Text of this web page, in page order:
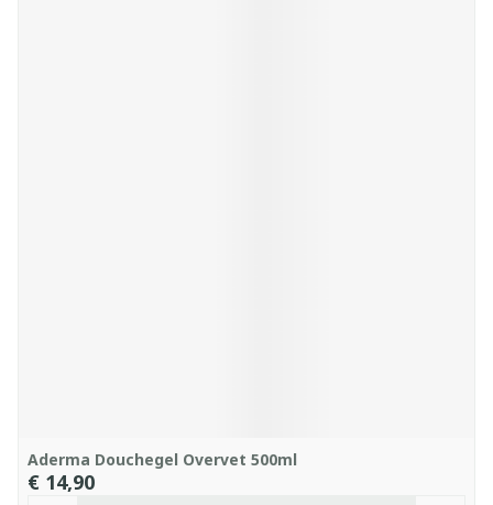
Aderma Douchegel Overvet 500ml
€ 14,90